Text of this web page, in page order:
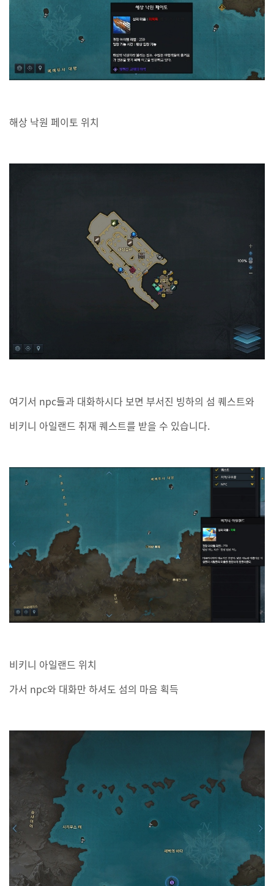
해상 낙원 페이토 위치
여기서 npc들과 대화하시다 보면 부서진 빙하의 섬 퀘스트와
비키니 아일랜드 취재 퀘스트를 받을 수 있습니다.
비키니 아일랜드 위치
가서 npc와 대화만 하셔도 섬의 마음 획득